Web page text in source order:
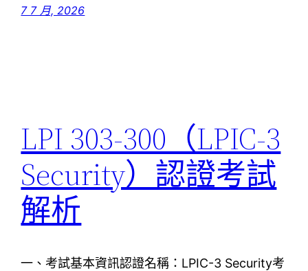
7 7 月, 2026
LPI 303-300（LPIC-3
Security）認證考試
解析
一、考試基本資訊認證名稱：LPIC-3 Security考